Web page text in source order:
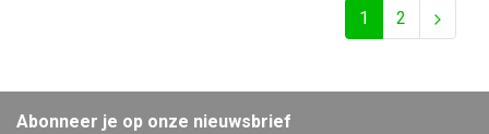
1 2
Abonneer je op onze nieuwsbrief